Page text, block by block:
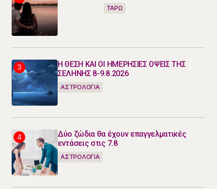
ΤΑΡΩ
Η ΘΕΣΗ ΚΑΙ ΟΙ ΗΜΕΡΗΣΙΕΣ ΟΨΕΙΣ ΤΗΣ
ΣΕΛΗΝΗΣ 8-9.8.2026
ΑΣΤΡΟΛΟΓΙΑ
Δύο ζώδια θα έχουν επαγγελματικές
εντάσεις στις 7.8
ΑΣΤΡΟΛΟΓΙΑ